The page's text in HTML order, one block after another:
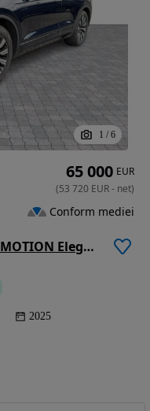
1 / 6
Volkswagen Touareg V6 TDI 4MOTION Elegance
2025
65 000 EUR
(53 720 EUR- net)
Conform mediei